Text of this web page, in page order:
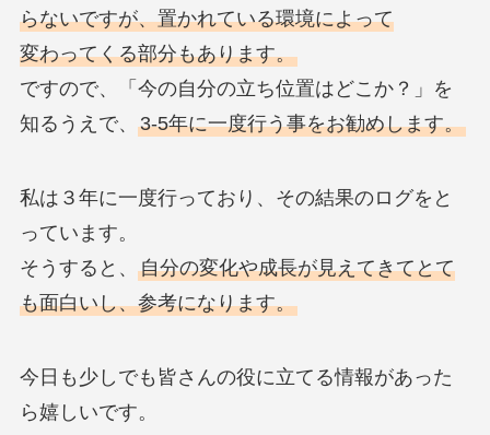
らないですが、置かれている環境によって
変わってくる部分もあります。
ですので、「今の自分の立ち位置はどこか？」を
知るうえで、 3-5年に一度行う事をお勧めします。
私は３年に一度行っており、その結果のログをと
っています。
そうすると、 自分の変化や成長が見えてきてとて
も面白いし、参考になります。
今日も少しでも皆さんの役に立てる情報があった
ら嬉しいです。